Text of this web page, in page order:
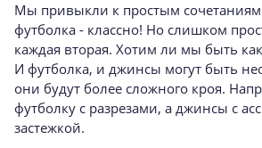
Мы привыкли к простым
футболка - классно! Но слишком
каждая вторая. Хотим ли мы быть
И футболка, и джинсы могут быть
они будут более сложного кроя.
футболку с разрезами, а джинсы с
застежкой.